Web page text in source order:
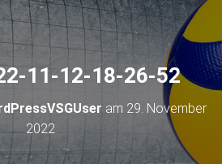
11-12-18-26-52
am 29. November
2022